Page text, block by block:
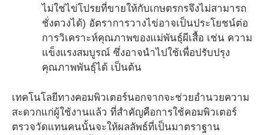
ไม่ใช่ไข่โปรยที่ขายให้กับเกษตรกรจึงไม่สามารถ
ชั่งตวงได้) อัตราการวางไข่อาจเป็นประโยชน์ต่อ
การวิเคราะห์คุณภาพของแม่พันธุ์ผีเสื้อ เช่น ความ
แข็งแรงสมบูรณ์ ซึ่งอาจนำไปใช้เพื่อปรับปรุง
คุณภาพพันธุ์ได้ เป็นต้น
เทคโนโลยีทางคอมพิวเตอร์นอกจากจะช่วยอำนวยความ
สะดวกแก่ผู้ใช้งานแล้ว ที่สำคัญคือการใช้คอมพิวเตอร์
ตรวจวัดแทนคนนั้นจะให้ผลลัพธ์ที่เป็นมาตราฐาน